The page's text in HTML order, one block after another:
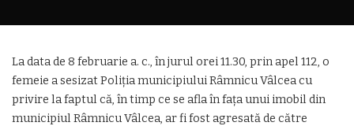
La data de 8 februarie a. c., în jurul orei 11.30, prin apel 112, o
femeie a sesizat Poliția municipiului Râmnicu Vâlcea cu
privire la faptul că, în timp ce se afla în fața unui imobil din
municipiul Râmnicu Vâlcea, ar fi fost agresată de către